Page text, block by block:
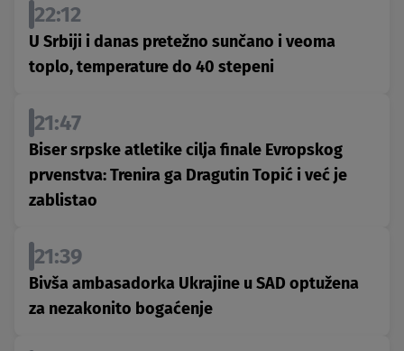
22:12
U Srbiji i danas pretežno sunčano i veoma
toplo, temperature do 40 stepeni
21:47
Biser srpske atletike cilja finale Evropskog
prvenstva: Trenira ga Dragutin Topić i već je
zablistao
21:39
Bivša ambasadorka Ukrajine u SAD optužena
za nezakonito bogaćenje